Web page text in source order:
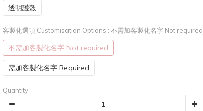
透明護殼
客製化選項 Customisation Options : 不需加客製化名字 Not required
不需加客製化名字 Not required
需加客製化名字 Required
Quantity